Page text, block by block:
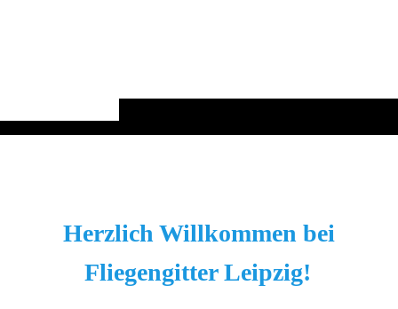
Herzlich Willkommen bei
Fliegengitter Leipzig!